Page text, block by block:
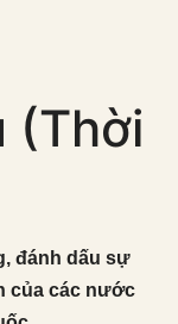
(Thời
đánh dấu sự
của các nước